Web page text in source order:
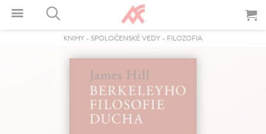
KNIHY - SPOLOČENSKÉ VEDY - FILOZOFIA